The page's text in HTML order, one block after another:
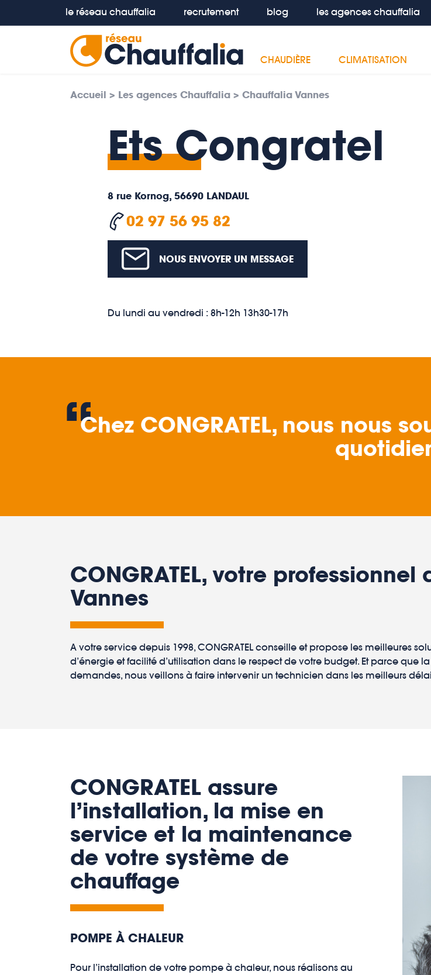
le réseau chauffalia recrutement blog les agences chauffalia
CHAUDIÈRE CLIMATISATION
Accueil > Les agences Chauffalia > Chauffalia Vannes
Ets Congratel
8 rue Kornog, 56690 LANDAUL
02 97 56 95 82
NOUS ENVOYER UN MESSAGE
Du lundi au vendredi : 8h-12h 13h30-17h
“Chez CONGRATEL, nous nous
CONGRATEL, votre
Vannes
A votre service depuis 1998, CONGRATEL conseille et propose les meilleures
d’énergie et facilité d’utilisation dans le respect de votre budget. Et parce
demandes, nous veillons à faire intervenir un technicien dans les meilleurs
CONGRATEL assure
l’installation, la mise en
service et la maintenance
de votre système de
chauffage
POMPE À CHALEUR
Pour l’installation de votre pompe à chaleur, nous réalisons au